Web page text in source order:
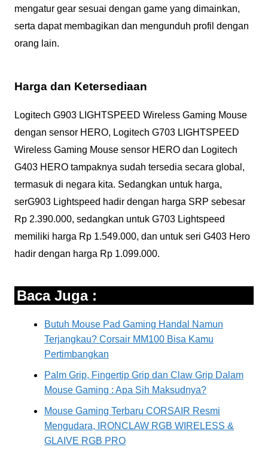
mengatur gear sesuai dengan game yang dimainkan,
serta dapat membagikan dan mengunduh profil dengan
orang lain.
Harga dan Ketersediaan
Logitech G903 LIGHTSPEED Wireless Gaming Mouse
dengan sensor HERO, Logitech G703 LIGHTSPEED
Wireless Gaming Mouse sensor HERO dan Logitech
G403 HERO tampaknya sudah tersedia secara global,
termasuk di negara kita. Sedangkan untuk harga,
serG903 Lightspeed hadir dengan harga SRP sebesar
Rp 2.390.000, sedangkan untuk G703 Lightspeed
memiliki harga Rp 1.549.000, dan untuk seri G403 Hero
hadir dengan harga Rp 1.099.000.
Baca Juga :
Butuh Mouse Pad Gaming Handal Namun
Terjangkau? Corsair MM100 Bisa Kamu
Pertimbangkan
Palm Grip, Fingertip Grip dan Claw Grip Dalam
Mouse Gaming : Apa Sih Maksudnya?
Mouse Gaming Terbaru CORSAIR Resmi
Mengudara, IRONCLAW RGB WIRELESS &
GLAIVE RGB PRO